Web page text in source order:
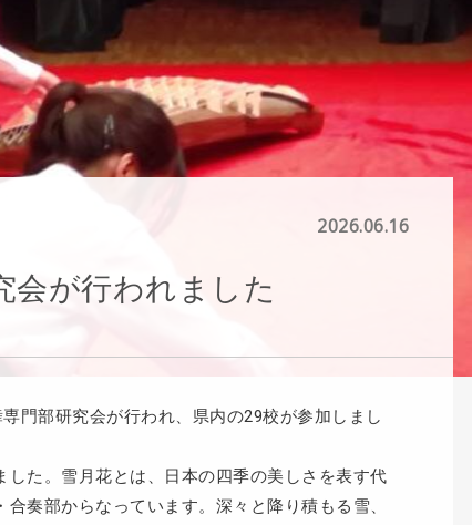
2026.06.16
会が行われました
門部研究会が行われ、県内の29校が参加しまし
た。雪月花とは、日本の四季の美しさを表す代
奏部からなっています。深々と降り積もる雪、